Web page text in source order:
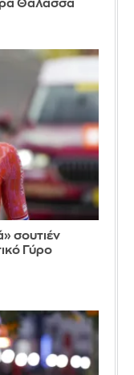
Θάλασσα
σουτιέν
Γύρο